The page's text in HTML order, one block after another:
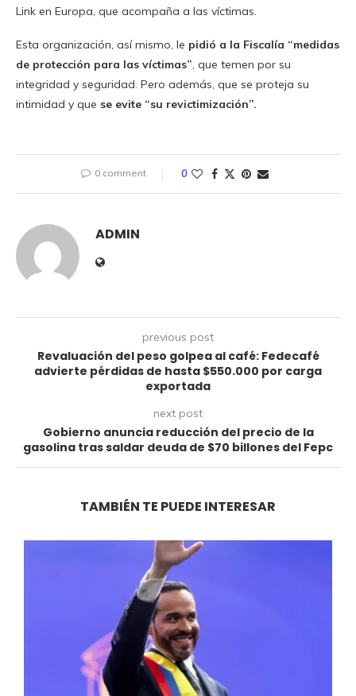
Link en Europa, que acompaña a las víctimas.
Esta organización, así mismo, le pidió a la Fiscalía “medidas
de protección para las víctimas”, que temen por su
integridad y seguridad. Pero además, que se proteja su
intimidad y que se evite “su revictimización”.
0 comment 0
ADMIN
previous post
Revaluación del peso golpea al café: Fedecafé
advierte pérdidas de hasta $550.000 por carga
exportada
next post
Gobierno anuncia reducción del precio de la
gasolina tras saldar deuda de $70 billones del Fepc
TAMBIÉN TE PUEDE INTERESAR